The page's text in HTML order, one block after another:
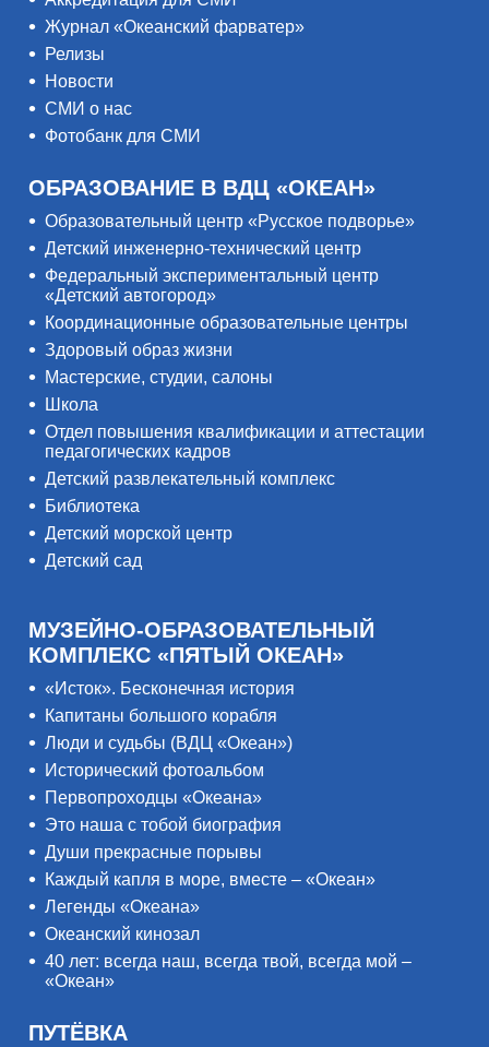
Журнал «Океанский фарватер»
Релизы
Новости
СМИ о нас
Фотобанк для СМИ
ОБРАЗОВАНИЕ В ВДЦ «ОКЕАН»
Образовательный центр «Русское подворье»
Детский инженерно-технический центр
Федеральный экспериментальный центр
«Детский автогород»
Координационные образовательные центры
Здоровый образ жизни
Мастерские, студии, салоны
Школа
Отдел повышения квалификации и аттестации
педагогических кадров
Детский развлекательный комплекс
Библиотека
Детский морской центр
Детский сад
МУЗЕЙНО-ОБРАЗОВАТЕЛЬНЫЙ
КОМПЛЕКС «ПЯТЫЙ ОКЕАН»
«Исток». Бесконечная история
Капитаны большого корабля
Люди и судьбы (ВДЦ «Океан»)
Исторический фотоальбом
Первопроходцы «Океана»
Это наша с тобой биография
Души прекрасные порывы
Каждый капля в море, вместе – «Океан»
Легенды «Океана»
Океанский кинозал
40 лет: всегда наш, всегда твой, всегда мой –
«Океан»
ПУТЁВКА